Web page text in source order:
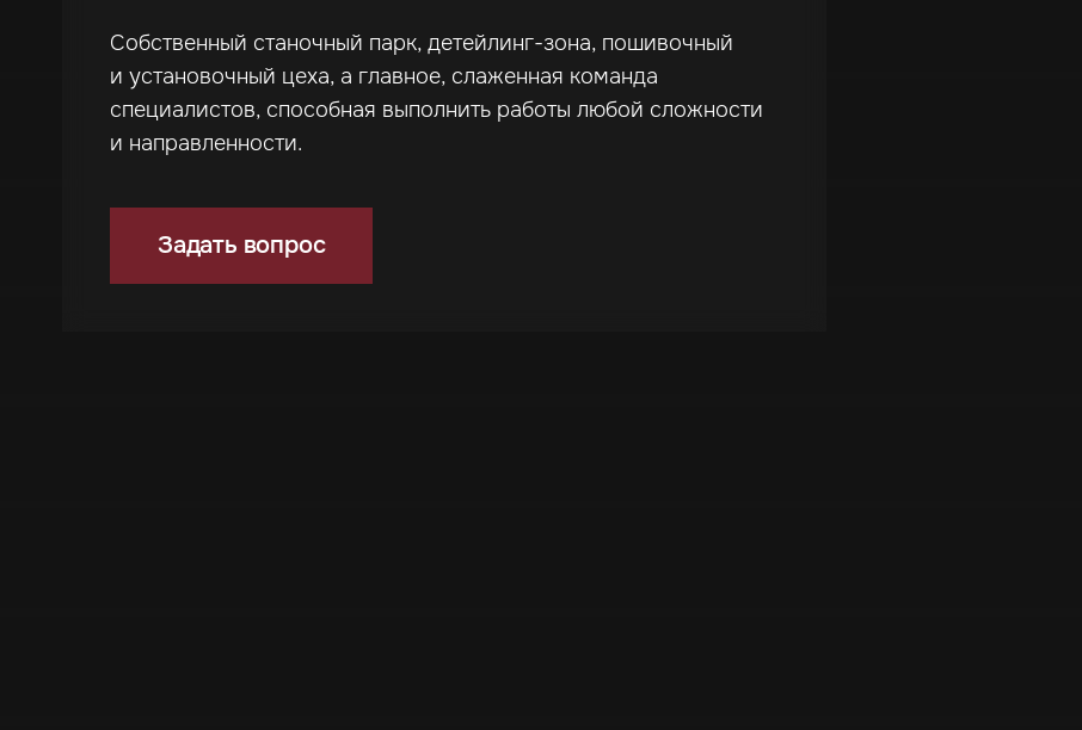
Собственный станочный парк, детейлинг-зона, пошивочный
и установочный цеха, а главное, слаженная команда
специалистов, способная выполнить работы любой сложности
и направленности.
Задать вопрос